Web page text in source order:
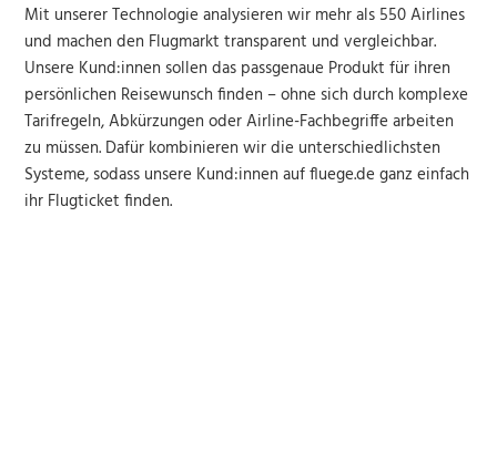
Mit unserer Technologie analysieren wir mehr als 550 Airlines
und machen den Flugmarkt transparent und vergleichbar.
Unsere Kund:innen sollen das passgenaue Produkt für ihren
persönlichen Reisewunsch finden – ohne sich durch komplexe
Tarifregeln, Abkürzungen oder Airline-Fachbegriffe arbeiten
zu müssen. Dafür kombinieren wir die unterschiedlichsten
Systeme, sodass unsere Kund:innen auf fluege.de ganz einfach
ihr Flugticket finden.